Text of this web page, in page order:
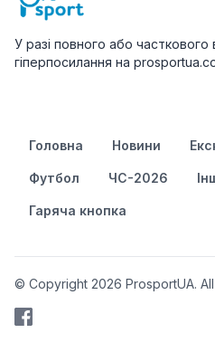
У разі повного або часткового
гіперпосилання на
Головна Новини
Футбол ЧС-2026
Гаряча кнопка
© Copyright 2026 ProsportUA.